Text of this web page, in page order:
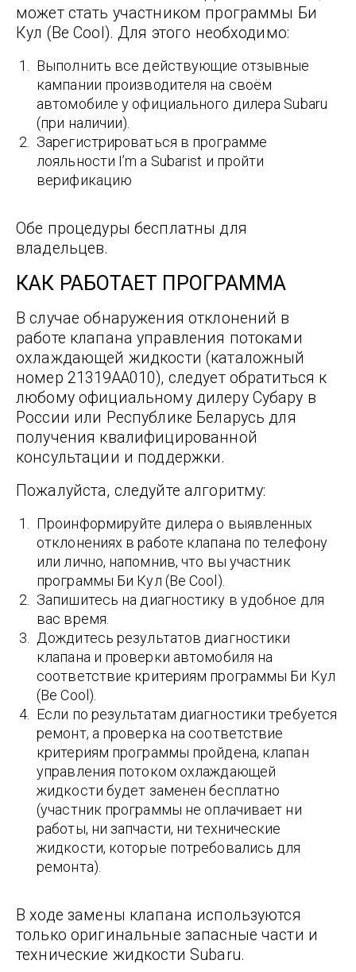
может стать участником программы Би
Кул (Be Cool). Для этого необходимо:
Выполнить все действующие отзывные
кампании производителя на своём
автомобиле у официального дилера Subaru
(при наличии).
Зарегистрироваться в программе
лояльности I’m a Subarist и пройти
верификацию
Обе процедуры бесплатны для
владельцев.
КАК РАБОТАЕТ ПРОГРАММА
В случае обнаружения отклонений в
работе клапана управления потоками
охлаждающей жидкости (каталожный
номер 21319AA010), следует обратиться к
любому официальному дилеру Субару в
России или Республике Беларусь для
получения квалифицированной
консультации и поддержки.
Пожалуйста, следуйте алгоритму:
Проинформируйте дилера о выявленных
отклонениях в работе клапана по телефону
или лично, напомнив, что вы участник
программы Би Кул (Be Cool).
Запишитесь на диагностику в удобное для
вас время.
Дождитесь результатов диагностики
клапана и проверки автомобиля на
соответствие критериям программы Би Кул
(Be Cool).
Если по результатам диагностики требуется
ремонт, а проверка на соответствие
критериям программы пройдена, клапан
управления потоком охлаждающей
жидкости будет заменен бесплатно
(участник программы не оплачивает ни
работы, ни запчасти, ни технические
жидкости, которые потребовались для
ремонта).
В ходе замены клапана используются
только оригинальные запасные части и
технические жидкости Subaru.